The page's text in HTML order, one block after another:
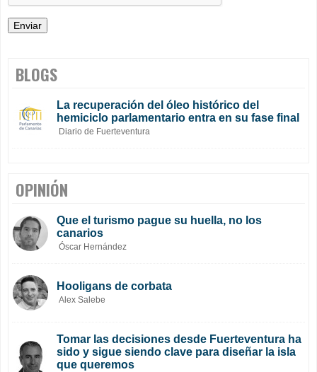
BLOGS
La recuperación del óleo histórico del
hemiciclo parlamentario entra en su fase final
Diario de Fuerteventura
OPINIÓN
Que el turismo pague su huella, no los
canarios
Óscar Hernández
Hooligans de corbata
Alex Salebe
Tomar las decisiones desde Fuerteventura ha
sido y sigue siendo clave para diseñar la isla
que queremos